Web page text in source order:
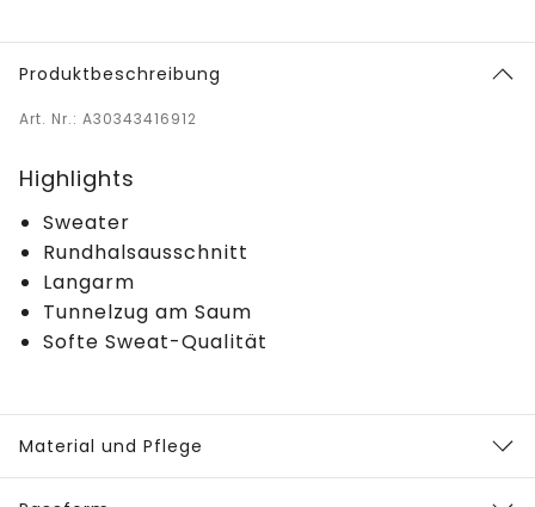
Produktbeschreibung
Art. Nr.: A30343416912
Highlights
Sweater
Rundhalsausschnitt
Langarm
Tunnelzug am Saum
Softe Sweat-Qualität
Material und Pflege